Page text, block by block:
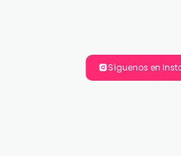
Síguenos en